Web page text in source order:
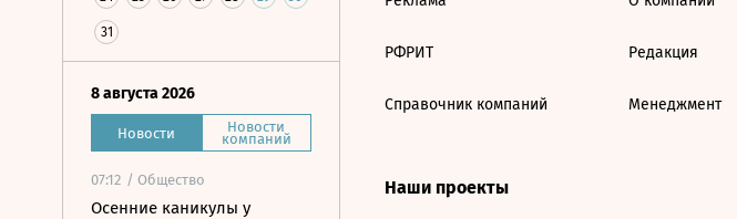
31
8 августа 2026
Новости Новости
компаний
07:12 / Общество
Осенние каникулы у
РФРИТ
Справочник компаний
Редакция
Менеджмент
Наши проекты